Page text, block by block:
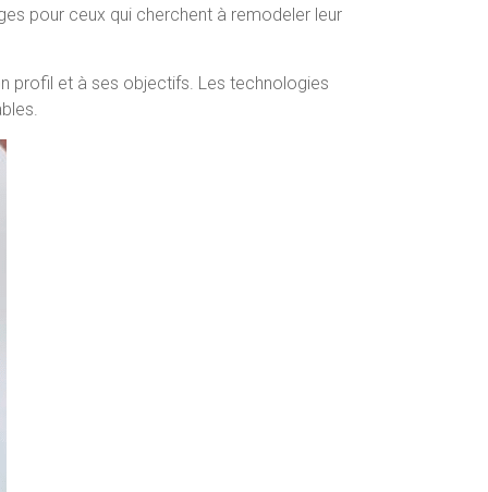
pour ceux qui cherchent à remodeler leur
profil et à ses objectifs. Les technologies